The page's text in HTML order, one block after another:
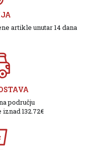
artikle unutar 14 dana
području
132.72€